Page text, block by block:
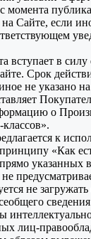
момента
Сайте, если
вступает в силу
Срок
не указано
о
к
«Как
указанных
не
лиц-